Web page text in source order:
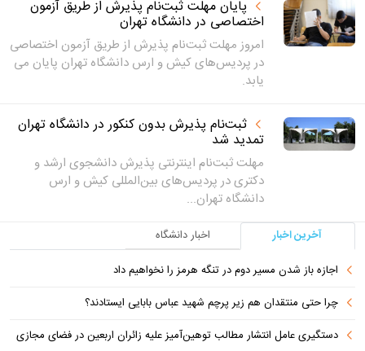
پایان مهلت ثبت‌نام پذیرش از طریق آزمون
اختصاصی در دانشگاه تهران
امروز مهلت ثبت‌نام پذیرش از طریق آزمون اختصاصی
در پردیس‌های کیش و ارس دانشگاه تهران پایان می
یابد‌.
ثبت‌نام پذیرش بدون کنکور در دانشگاه تهران
تمدید شد
مهلت ثبت‌نام اینترنتی پذیرش دانشجوی ارشد و
دکتری در پردیس‌های بین‌المللی کیش و ارس
دانشگاه تهران...
آخرین اخبار
اخبار دانشگاه
اجازه باز شدن مسیر دوم در تنگه هرمز را نخواهیم داد
چرا حتی منتقدان هم زیر پرچم شهید عباس بابایی ایستادند؟
دستگیری عامل انتشار مطالب توهین‌آمیز علیه زائران اربعین در فضای مجازی